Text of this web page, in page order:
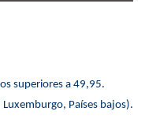
superiores a 49,95.
Países bajos).